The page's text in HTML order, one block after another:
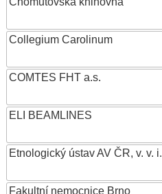
Collegium Carolinum
COMTES FHT a.s.
ELI BEAMLINES
Etnologický ústav AV ČR, v. v. i.
Fakultní nemocnice Brno